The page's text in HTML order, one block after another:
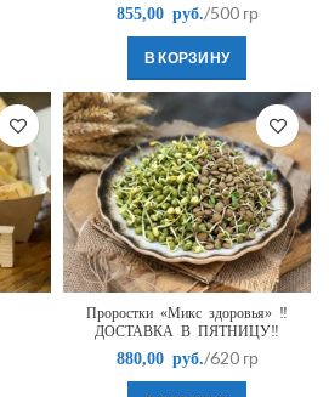
855,00руб. /500 гр
В КОРЗИНУ
Проростки «Микс здоровья» ‼️
ДОСТАВКА В ПЯТНИЦУ‼️
880,00руб. /620 гр